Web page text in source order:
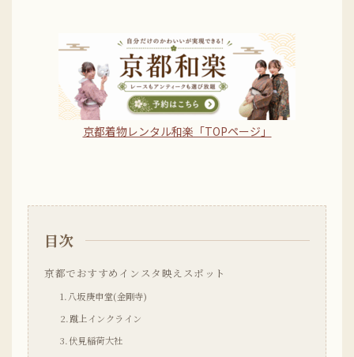
京都着物レンタル和楽「TOPページ」
目次
京都でおすすめインスタ映えスポット
1.八坂庚申堂(金剛寺)
2.蹴上インクライン
3.伏見稲荷大社